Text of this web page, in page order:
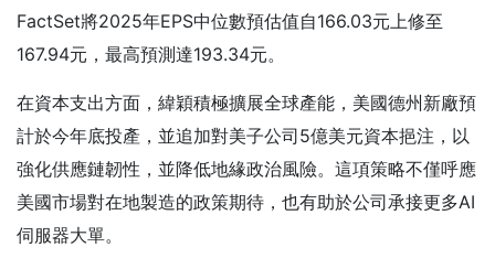
FactSet將2025年EPS中位數預估值自166.03元上修至
167.94元，最高預測達193.34元。
在資本支出方面，緯穎積極擴展全球產能，美國德州新廠預
計於今年底投產，並追加對美子公司5億美元資本挹注，以
強化供應鏈韌性，並降低地緣政治風險。這項策略不僅呼應
美國市場對在地製造的政策期待，也有助於公司承接更多AI
伺服器大單。